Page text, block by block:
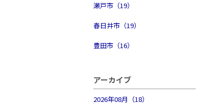
瀬戸市（19）
春日井市（19）
豊田市（16）
アーカイブ
2026年08月（18）